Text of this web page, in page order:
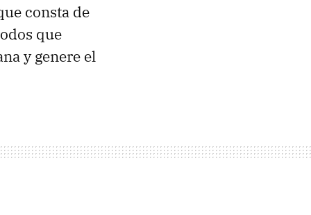
consta de
que
y genere el